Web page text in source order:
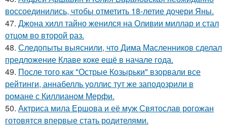
воссоединились, чтобы отметить 18-летие дочери Яны.
47. Джона хилл тайно женился на Оливии миллар и стал
отцом во второй раз.
48. Следопыты выяснили, что Дима Масленников сделал
предложение Клаве коке ещё в начале года.
49. После того как "Острые Козырьки" взорвали все
рейтинги, аннабелль уоллис тут же заподозрили в
романе с Киллианом Мерфи.
50. Актриса мила Ершова и её муж Святослав рогожан
готовятся впервые стать родителями.